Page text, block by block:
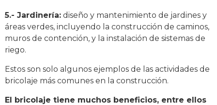
5.- Jardinería: diseño y mantenimiento de jardines y
áreas verdes, incluyendo la construcción de caminos,
muros de contención, y la instalación de sistemas de
riego.
Estos son solo algunos ejemplos de las actividades de
bricolaje más comunes en la construcción.
El bricolaje tiene muchos beneficios, entre ellos